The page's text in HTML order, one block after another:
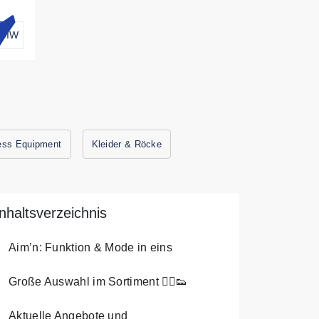
-DIW
Aim’n: Funktion & Mode in eins
Große Auswahl im Sortiment 🏃‍♀️👟
Aktuelle Angebote und
Equipment Kleider & Röcke